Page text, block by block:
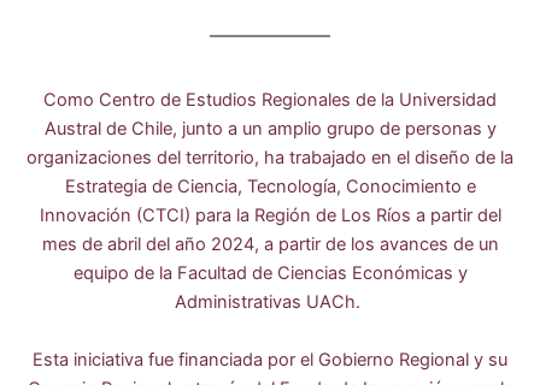
Como Centro de Estudios Regionales de la Universidad
Austral de Chile, junto a un amplio grupo de personas y
organizaciones del territorio, ha trabajado en el diseño de la
Estrategia de Ciencia, Tecnología, Conocimiento e
Innovación (CTCI) para la Región de Los Ríos a partir del
mes de abril del año 2024, a partir de los avances de un
equipo de la Facultad de Ciencias Económicas y
Administrativas UACh.
Esta iniciativa fue financiada por el Gobierno Regional y su